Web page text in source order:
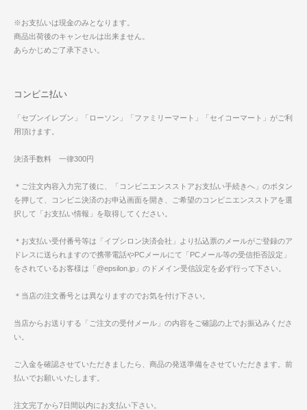
※お支払いは現金のみとなります。
商品出荷後のキャンセルは出来ません。
あらかじめご了承下さい。
コンビニ払い
「セブンイレブン」「ローソン」「ファミリーマート」「セイコーマート」がご利
用頂けます。
決済手数料 一律300円
＊ご注文内容入力完了後に、「コンビニエンスストアお支払い手続きへ」のボタン
を押して、コンビニ決済のお申込画面を開き、ご希望のコンビニエンスストアを選
択して「お支払い情報」を取得してください。
＊お支払い受付番号等は「イプシロン決済会社」より払込票のメールがご登録のア
ドレスに送られますので携帯電話やPCメールにて「PCメール等の受信拒否設定」
をされているお客様は「@epsilon.jp」のドメイン受信設定を必ず行って下さい。
＊当店の注文番号とは異なりますのでお気を付け下さい。
当店からお送りする「ご注文の受付メール」の内容をご確認の上でお振込みくださ
い。
ご入金を確認させていただきましたら、商品の発送準備をさせていただきます。前
払いでお願いいたします。
注文完了から7日間以内にお支払い下さい。